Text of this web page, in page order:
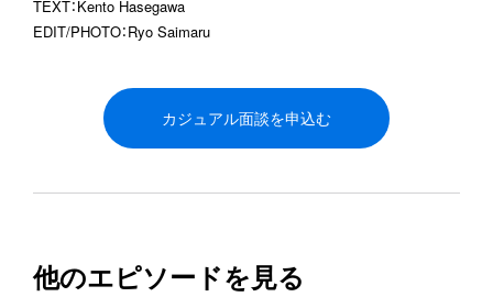
TEXT：Kento Hasegawa
EDIT/PHOTO：Ryo Saimaru
カジュアル面談を申込む
他のエピソードを見る